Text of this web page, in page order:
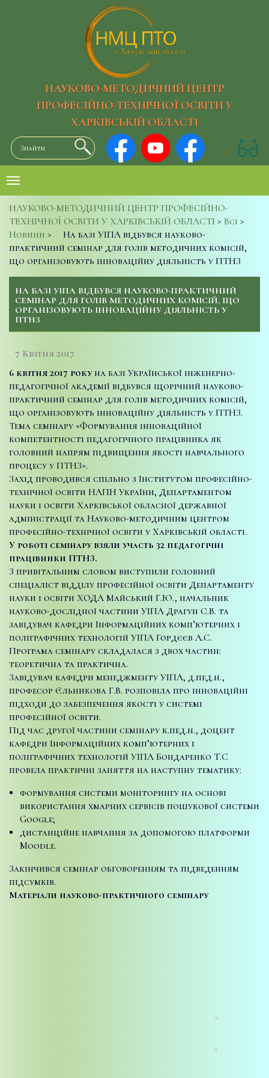
НАУКОВО-МЕТОДИЧНИЙ ЦЕНТР
ПРОФЕСІЙНО-ТЕХНІЧНОЇ ОСВІТИ У
ХАРКІВСЬКІЙ ОБЛАСТІ
НАУКОВО-МЕТОДИЧНИЙ ЦЕНТР ПРОФЕСІЙНО-
ТЕХНІЧНОЇ ОСВІТИ У ХАРКІВСЬКІЙ ОБЛАСТІ > Всі >
Новини >
На базі УІПА відбувся науково-
практичний семінар для голів методичних комісій,
що організовують інноваційну діяльність у ПТНЗ
НА БАЗІ УІПА ВІДБУВСЯ НАУКОВО-ПРАКТИЧНИЙ
СЕМІНАР ДЛЯ ГОЛІВ МЕТОДИЧНИХ КОМІСІЙ, ЩО
ОРГАНІЗОВУЮТЬ ІННОВАЦІЙНУ ДІЯЛЬНІСТЬ У
ПТНЗ
7 Квітня 2017
6 квітня 2017 рокуна базі Української інженерно-
педагогічної академії відбувся щорічний науково-
практичний семінар для голів методичних комісій,
що організовують інноваційну діяльність у ПТНЗ.
Тема семінару «Формування інноваційної
компетентності педагогічного працівника як
головний напрям підвищення якості навчального
процесу у ПТНЗ».
Захід проводився спільно з Інститутом професійно-
технічної освіти НАПН України, Департаментом
науки і освіти Харківської обласної державної
адміністрації та Науково-методичним центром
професійно-технічної освіти у Харківській області.
У роботі семінару взяли участь 32 педагогічні
працівники ПТНЗ.
З привітальним словом виступили головний
спеціаліст відділу професійної освіти Департаменту
науки і освіти ХОДА Майський Г.Ю., начальник
науково-дослідної частини УІПА Драгун С.В. та
завідувач кафедри Інформаційних комп’ютерних і
поліграфічних технологій УІПА Гордєєв А.С.
Програма семінару складалася з двох частин:
теоретична та практична.
Завідувач кафедри менеджменту УІПА, д.пед.н.,
професор Єльникова Г.В. розповіла про інноваційні
підходи до забезпечення якості у системі
професійної освіти.
Під час другої частини семінару к.пед.н., доцент
кафедри Інформаційних комп’ютерних і
поліграфічних технологій УІПА Бондаренко Т.С
провела практичні заняття на наступну тематику:
формування системи моніторингу на основі
використання хмарних сервісів пошукової системи
Google;
дистанційне навчання за допомогою платформи
Moodle.
Закінчився семінар обговоренням та підведенням
підсумків.
Матеріали науково-практичного семінару